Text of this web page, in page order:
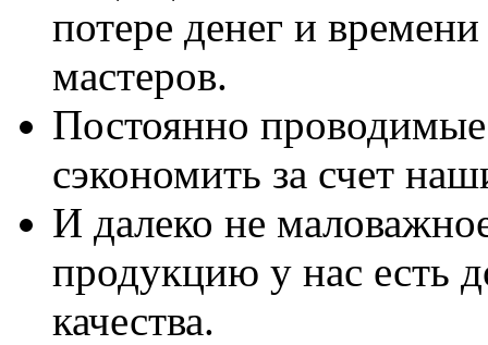
потере денег и
мастеров.
Постоянно
сэкономить за счет
И далеко не
продукцию у нас есть
качества.